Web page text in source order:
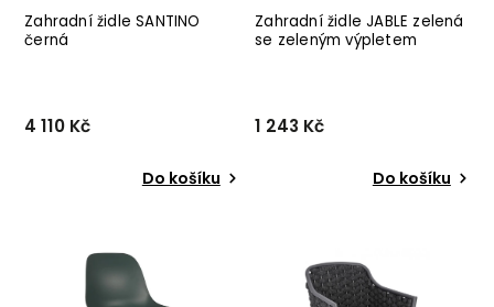
Zahradní židle SANTINO
černá
4 110 Kč
Do košíku
dodavatele nádherného
nábytku BLOOMINGVILLE v
kombinaci černého kovu a
Zahradní židle JABLE zelená
se zeleným výpletem
1 243 Kč
Do košíku
nábytku BIZZOTTO
v krásném zeleném